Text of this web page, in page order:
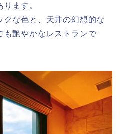
ます。
クな色と、天井の幻想的な
も艶やかなレストランで